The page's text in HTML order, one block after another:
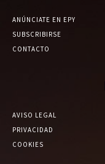
ANÚNCIATE EN EPY
SUBSCRIBIRSE
CONTACTO
AVISO LEGAL
PRIVACIDAD
COOKIES